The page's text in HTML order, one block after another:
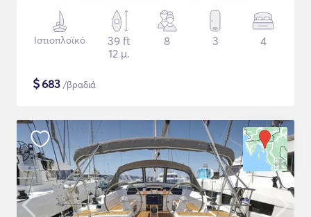
Ιστιοπλοϊκό
39 ft
12 μ.
8 3 4
$683 /βραδιά